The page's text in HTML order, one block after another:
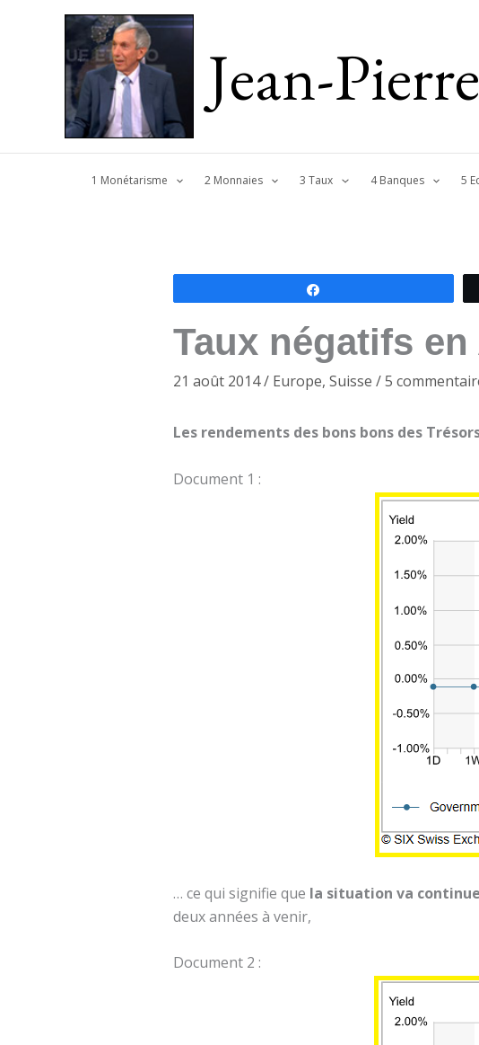
Jean-
1 Monétarisme 2 Monnaies 3 Taux 4 Banques 5
Taux négatifs
21 août 2014/ Europe, Suisse /5
Les rendements des bons bons des
Document 1 :
… ce qui signifie que la situation va
deux années à venir,
Document 2 :